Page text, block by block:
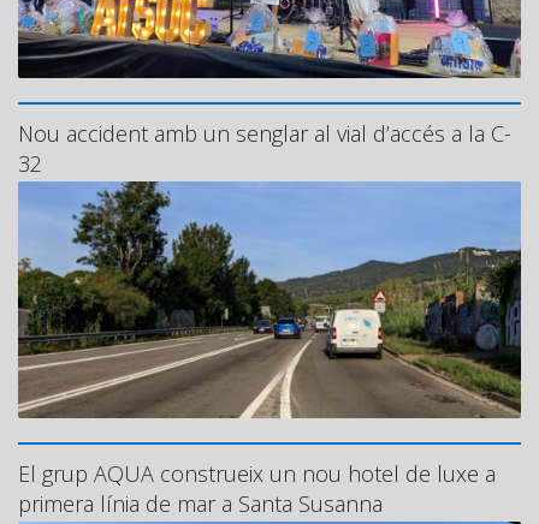
Nou accident amb un senglar al vial d’accés a la C-
32
El grup AQUA construeix un nou hotel de luxe a
primera línia de mar a Santa Susanna